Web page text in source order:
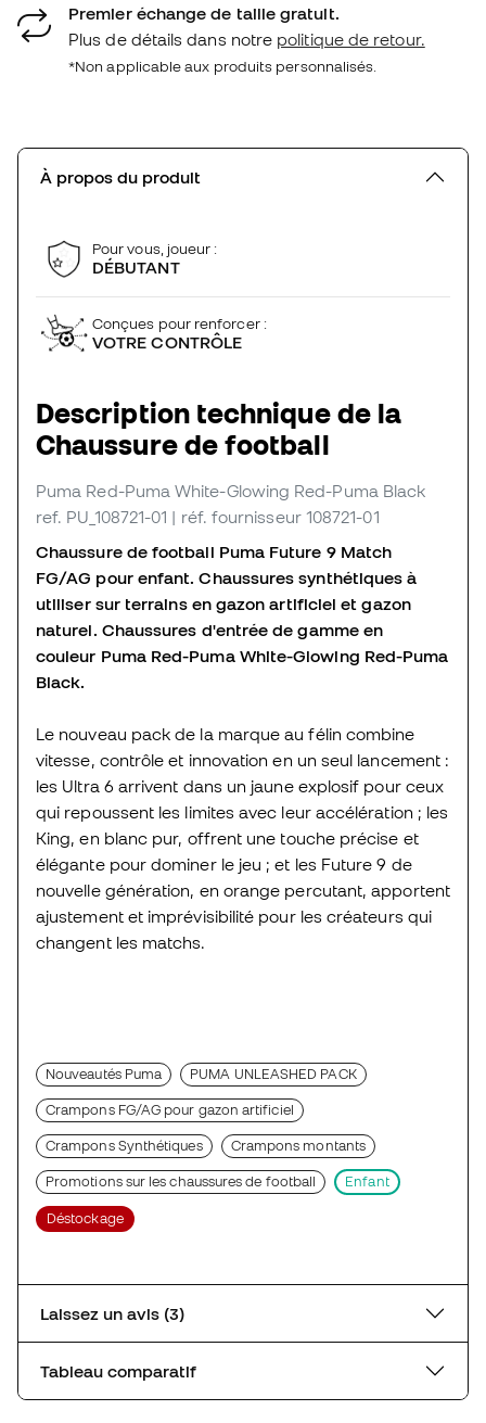
Premier échange de taille gratuit.
Plus de détails dans notre politique de retour.
*Non applicable aux produits personnalisés.
À propos du produit
Pour vous, joueur :
DÉBUTANT
Conçues pour renforcer :
VOTRE CONTRÔLE
Description technique de la
Chaussure de football
Puma Red-Puma White-Glowing Red-Puma Black
ref. PU_108721-01 | réf. fournisseur 108721-01
Chaussure de football Puma Future 9 Match
FG/AG pour enfant. Chaussures synthétiques à
utiliser sur terrains en gazon artificiel et gazon
naturel. Chaussures d'entrée de gamme en
couleur Puma Red-Puma White-Glowing Red-Puma
Black.
Le nouveau pack de la marque au félin combine
vitesse, contrôle et innovation en un seul lancement :
les Ultra 6 arrivent dans un jaune explosif pour ceux
qui repoussent les limites avec leur accélération ; les
King, en blanc pur, offrent une touche précise et
élégante pour dominer le jeu ; et les Future 9 de
nouvelle génération, en orange percutant, apportent
ajustement et imprévisibilité pour les créateurs qui
changent les matchs.
Nouveautés Puma PUMA UNLEASHED PACK
Crampons FG/AG pour gazon artificiel
Crampons Synthétiques Crampons montants
Promotions sur les chaussures de football Enfant
Déstockage
Laissez un avis (3)
Tableau comparatif